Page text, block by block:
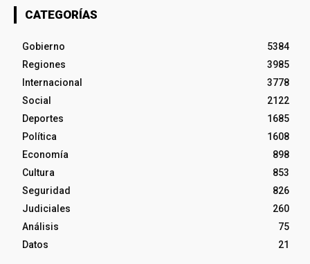
CATEGORÍAS
Gobierno
5384
Regiones
3985
Internacional
3778
Social
2122
Deportes
1685
Política
1608
Economía
898
Cultura
853
Seguridad
826
Judiciales
260
Análisis
75
Datos
21